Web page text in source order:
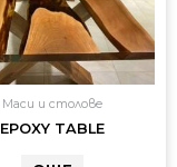
Маси и столове
EPOXY TABLE